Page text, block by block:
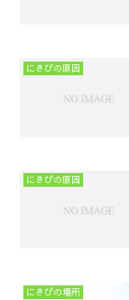
にきびの原因
にきびの原因
にきびの場所